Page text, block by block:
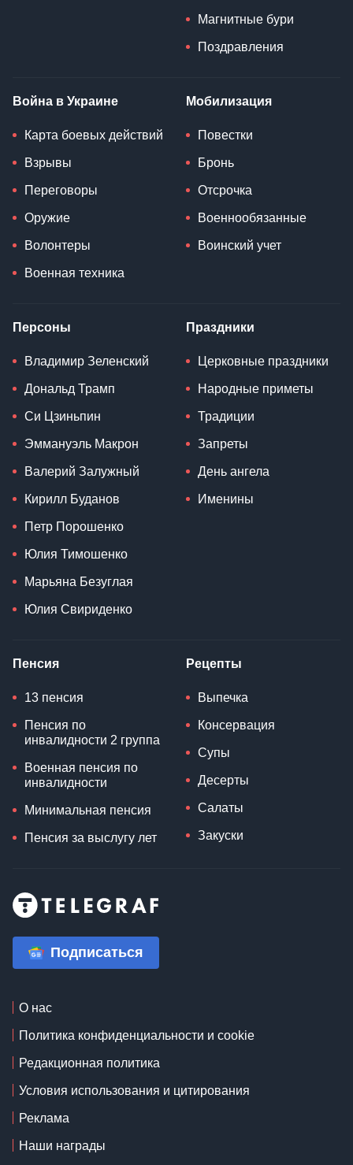
Магнитные бури
Поздравления
Война в Украине
Карта боевых действий
Взрывы
Переговоры
Оружие
Волонтеры
Военная техника
Мобилизация
Повестки
Бронь
Отсрочка
Военнообязанные
Воинский учет
Персоны
Владимир Зеленский
Дональд Трамп
Си Цзиньпин
Эммануэль Макрон
Валерий Залужный
Кирилл Буданов
Петр Порошенко
Юлия Тимошенко
Марьяна Безуглая
Юлия Свириденко
Праздники
Церковные праздники
Народные приметы
Традиции
Запреты
День ангела
Именины
Пенсия
13 пенсия
Пенсия по
инвалидности 2 группа
Военная пенсия по
инвалидности
Минимальная пенсия
Пенсия за выслугу лет
Рецепты
Выпечка
Консервация
Супы
Десерты
Салаты
Закуски
Подписаться
О нас
Политика конфиденциальности и cookie
Редакционная политика
Условия использования и цитирования
Реклама
Наши награды